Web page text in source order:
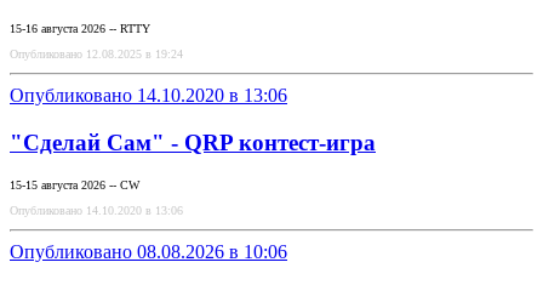
15-16 августа 2026 -- RTTY
Опубликовано 12.08.2025 в 19:24
Опубликовано 14.10.2020 в 13:06
"Сделай Сам" - QRP контест-игра
15-15 августа 2026 -- CW
Опубликовано 14.10.2020 в 13:06
Опубликовано 08.08.2026 в 10:06